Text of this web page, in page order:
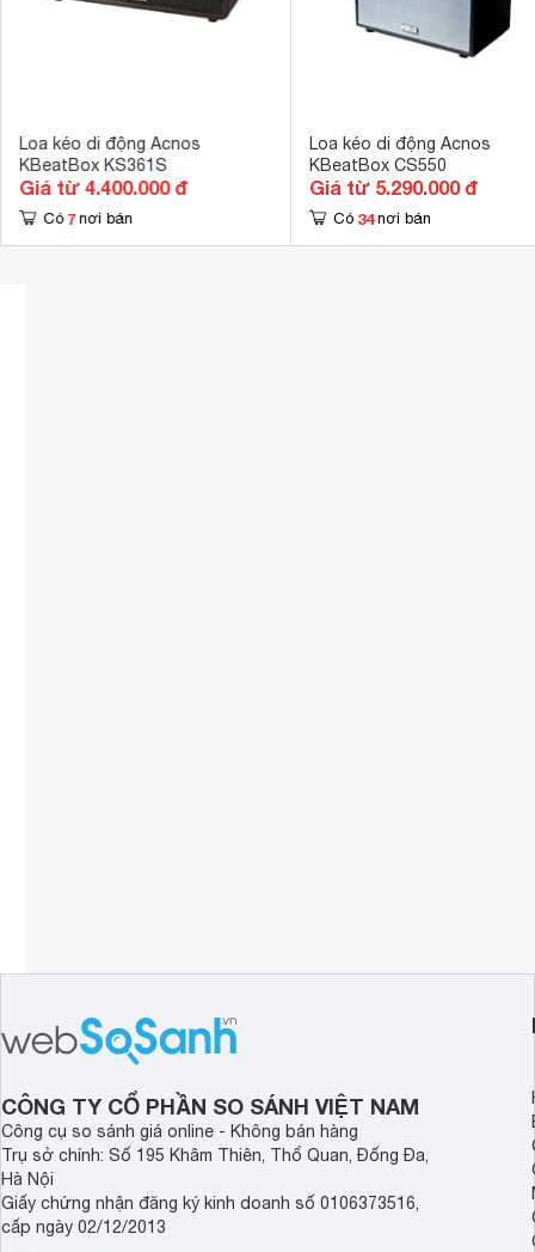
Loa kéo di động Acnos
KBeatBox KS361S
Giá từ 4.400.000 đ
Có 7 nơi bán
Loa kéo di động Acnos
KBeatBox CS550
Giá từ 5.290.000 đ
Có 34 nơi bán
CÔNG TY CỔ PHẦN SO SÁNH VIỆT NAM
Công cụ so sánh giá online - Không bán hàng
Trụ sở chính: Số 195 Khâm Thiên, Thổ Quan, Đống Đa,
Hà Nội
Giấy chứng nhận đăng ký kinh doanh số 0106373516,
cấp ngày 02/12/2013